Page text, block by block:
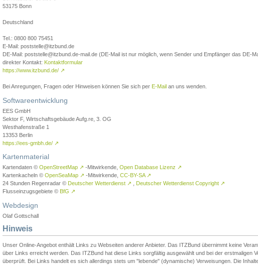
53175 Bonn
Deutschland
Tel.: 0800 800 75451
E-Mail: poststelle@itzbund.de
DE-Mail: poststelle@itzbund.de-mail.de (DE-Mail ist nur möglich, wenn Sender und Empfänger das DE-
direkter Kontakt: Kontaktformular
https://www.itzbund.de/ ↗
Bei Anregungen, Fragen oder Hinweisen können Sie sich per E-Mail an uns wenden.
Softwareentwicklung
EES GmbH
Sektor F, Wirtschaftsgebäude Aufg.re, 3. OG
Westhafenstraße 1
13353 Berlin
https://ees-gmbh.de/ ↗
Kartenmaterial
Kartendaten © OpenStreetMap ↗ -Mitwirkende, Open Database Lizenz ↗
Kartenkacheln © OpenSeaMap ↗ -Mitwirkende, CC-BY-SA ↗
24 Stunden Regenradar © Deutscher Wetterdienst ↗ Deutscher Wetterdienst Copyright ↗
Flusseinzugsgebiete © BfG ↗
Webdesign
Olaf Gottschall
Hinweis
Unser Online-Angebot enthält Links zu Webseiten anderer Anbieter. Das ITZBund übernimmt keine
über Links erreicht werden. Das ITZBund hat diese Links sorgfältig ausgewählt und bei der erstmaligen
überprüft. Bei Links handelt es sich allerdings stets um "lebende" (dynamische) Verweisungen. Die